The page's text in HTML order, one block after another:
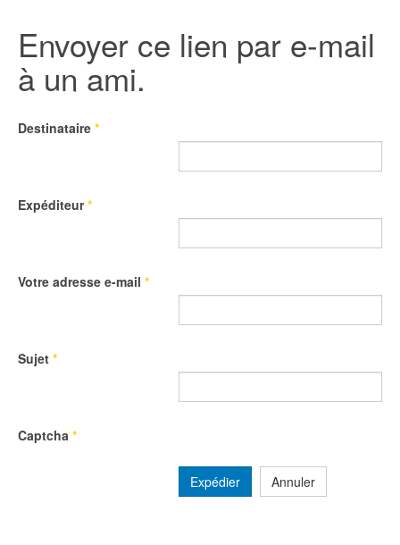
Envoyer ce lien par e-mail
à un ami.
Destinataire *
Expéditeur*
Votre adresse e-mail *
Sujet *
Captcha *
Expédier Annuler